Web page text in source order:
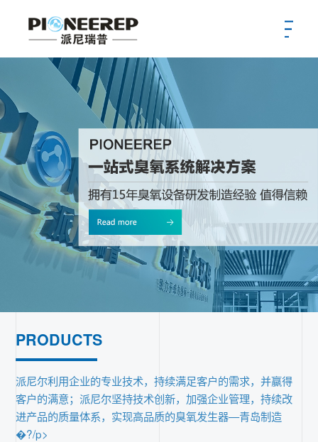
公司
新闻
产品
服务
案例
招聘
联系
PRODUCTS
派尼尔利用企业的专业技术，持续满足客户的需求，并赢得
客户的满意；派尼尔坚持技术创新，加强企业管理，持续改
进产品的质量体系，实现高品质的臭氧发生器—青岛制造
�?/p>